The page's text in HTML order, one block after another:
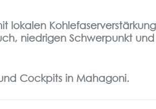
lokalen
niedrigen Schwerpunkt
Cockpits in Mahagoni.